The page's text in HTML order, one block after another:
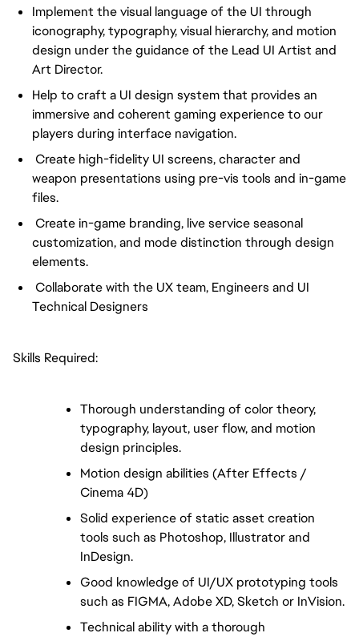
Implement the visual language of the UI through
iconography, typography, visual hierarchy, and motion
design under the guidance of the Lead UI Artist and
Art Director.
Help to craft a UI design system that provides an
immersive and coherent gaming experience to our
players during interface navigation.
Create high-fidelity UI screens, character and
weapon presentations using pre-vis tools and in-game
files.
Create in-game branding, live service seasonal
customization, and mode distinction through design
elements.
Collaborate with the UX team, Engineers and UI
Technical Designers
Skills Required:
Thorough understanding of color theory,
typography, layout, user flow, and motion
design principles.
Motion design abilities (After Effects /
Cinema 4D)
Solid experience of static asset creation
tools such as Photoshop, Illustrator and
InDesign.
Good knowledge of UI/UX prototyping tools
such as FIGMA, Adobe XD, Sketch or InVision.
Technical ability with a thorough